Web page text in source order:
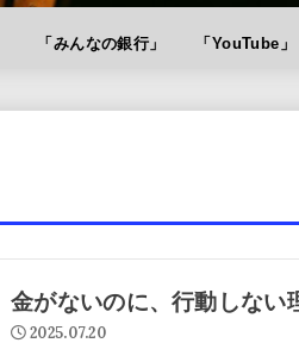
「みんなの銀行」 「YouTube」
金がないのに、行動しない
2025.07.20